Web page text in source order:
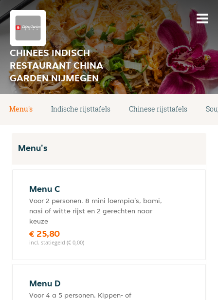
CHINEES INDISCH
RESTAURANT CHINA
GARDEN NIJMEGEN
Menu's Indische rijsttafels Chinese rijsttafels
Menu's
Menu C
Voor 2 personen. 8 mini loempia's, bami,
nasi of witte rijst en 2 gerechten naar
keuze
€ 25,80
incl. statiegeld (€ 0,00)
Menu D
Voor 4 a 5 personen. Kippen- of